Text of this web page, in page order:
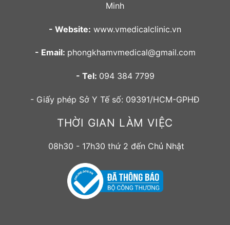
Minh
- Website: www.vmedicalclinic.vn
- Email: phongkhamvmedical@gmail.com
- Tel: 094 384 7799
- Giấy phép Sở Y Tế số: 09391/HCM-GPHĐ
THỜI GIAN LÀM VIỆC
08h30 - 17h30 thứ 2 đến Chủ Nhật